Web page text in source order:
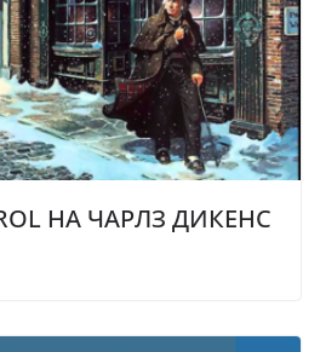
НА ЧАРЛЗ ДИКЕНС